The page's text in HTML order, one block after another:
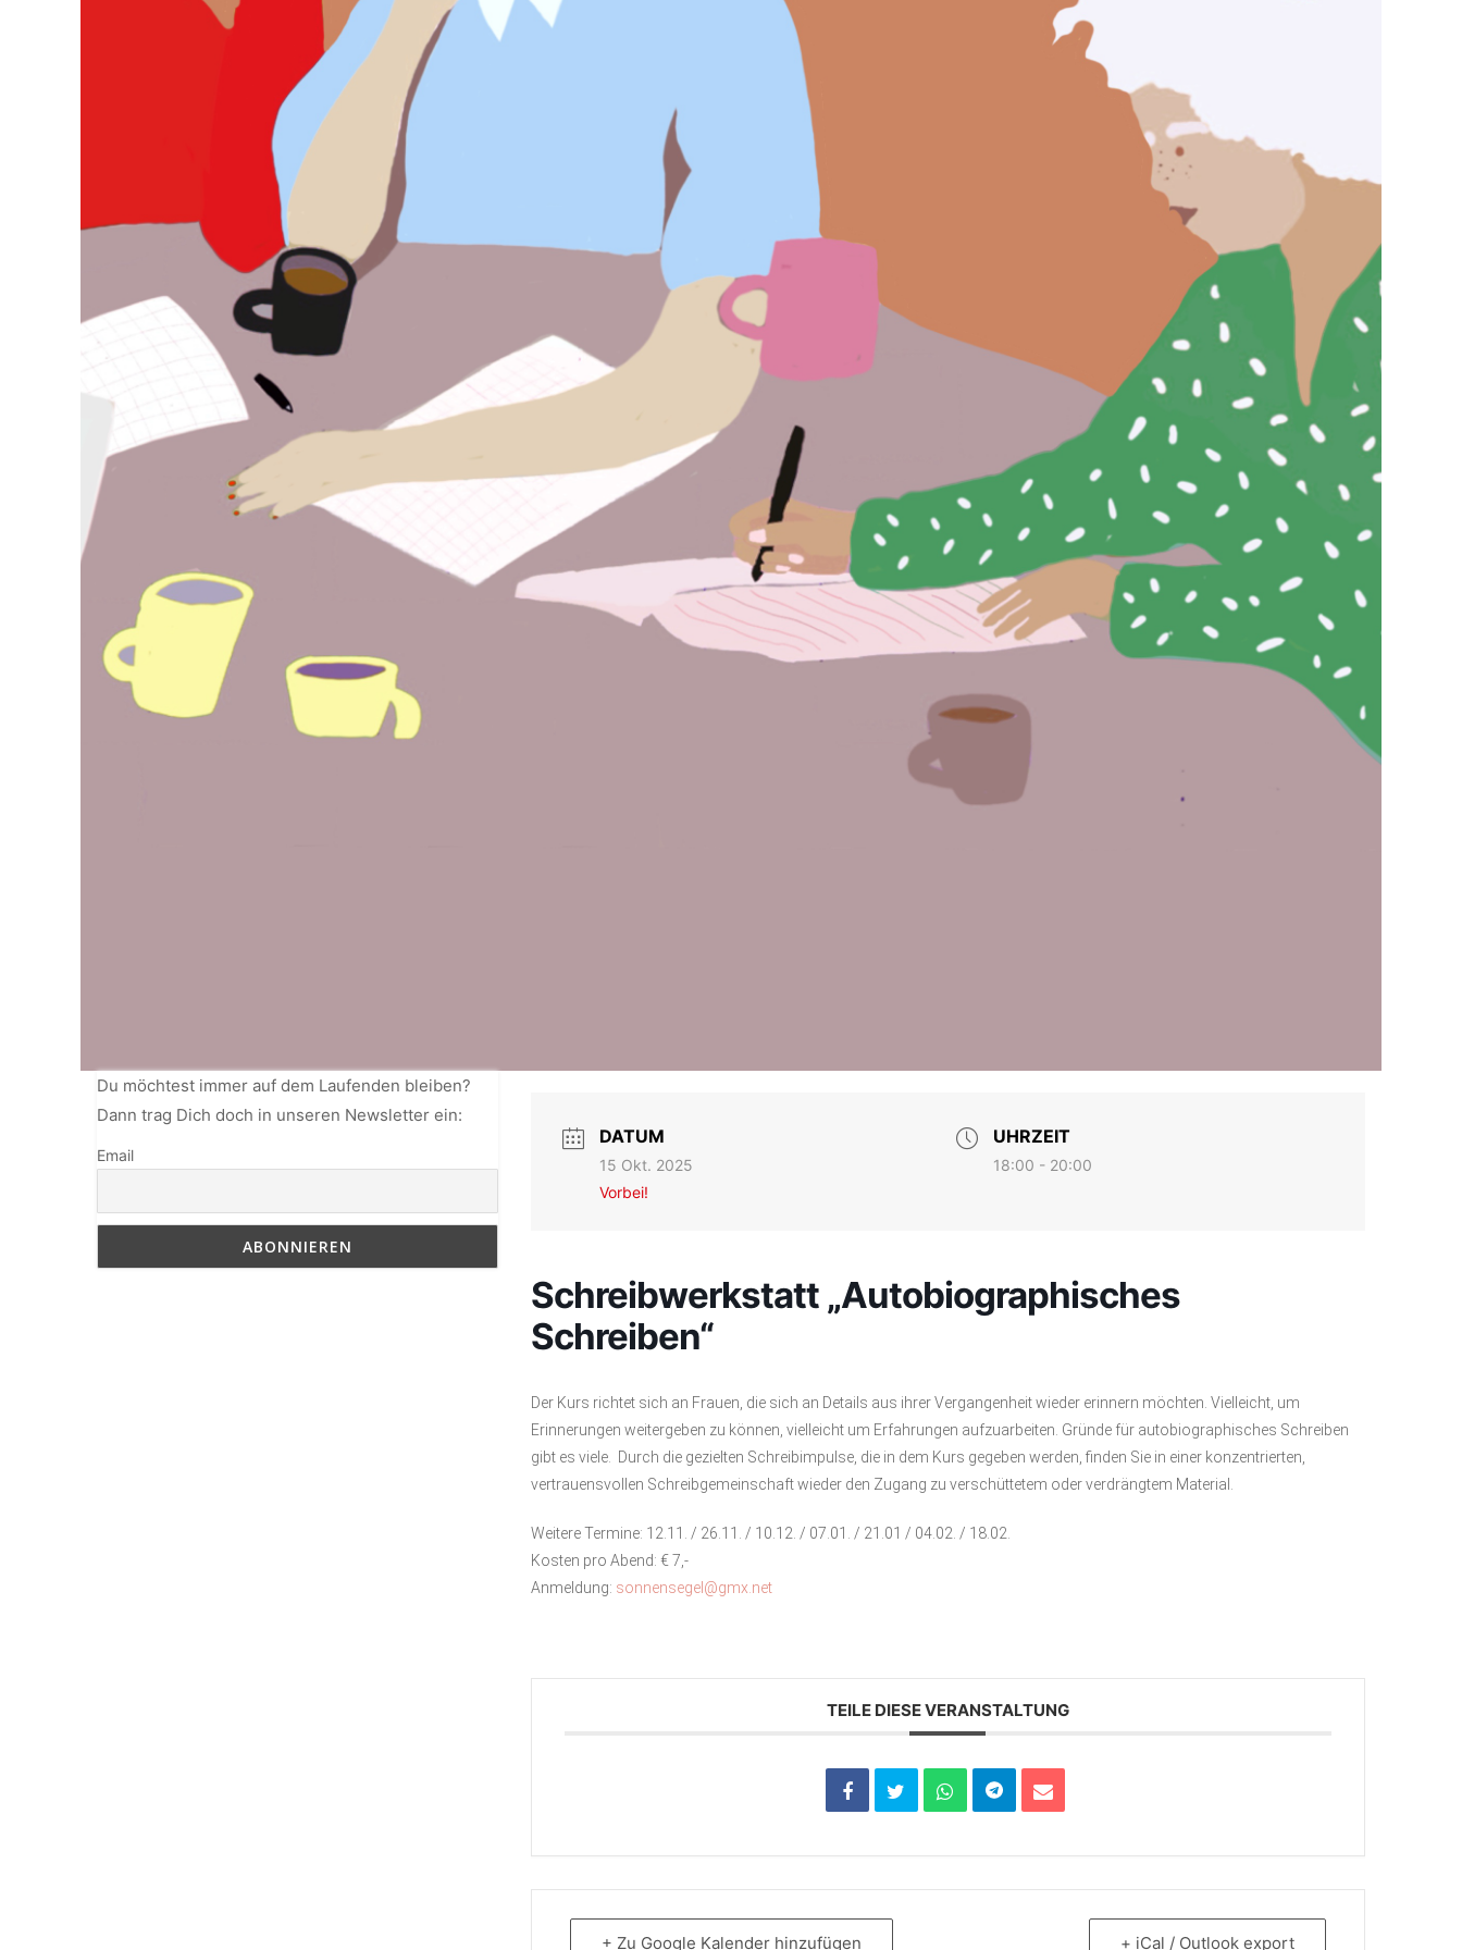
Du möchtest immer auf dem Laufenden bleiben?
Dann trag Dich doch in unseren Newsletter ein:
Email
DATUM
15 Okt. 2025
Vorbei!
UHRZEIT
18:00 - 20:00
Schreibwerkstatt „Autobiographisches
Schreiben“
Der Kurs richtet sich an Frauen, die sich an Details aus ihrer Vergangenheit wieder erinnern möchten. Vielleicht, um
Erinnerungen weitergeben zu können, vielleicht um Erfahrungen aufzuarbeiten. Gründe für autobiographisches Schreiben
gibt es viele. Durch die gezielten Schreibimpulse, die in dem Kurs gegeben werden, finden Sie in einer konzentrierten,
vertrauensvollen Schreibgemeinschaft wieder den Zugang zu verschüttetem oder verdrängtem Material.
Weitere Termine: 12.11. / 26.11. / 10.12. / 07.01. / 21.01 / 04.02. / 18.02.
Kosten pro Abend: € 7,-
Anmeldung: sonnensegel@gmx.net
TEILE DIESE VERANSTALTUNG
+ Zu Google Kalender hinzufügen + iCal / Outlook export